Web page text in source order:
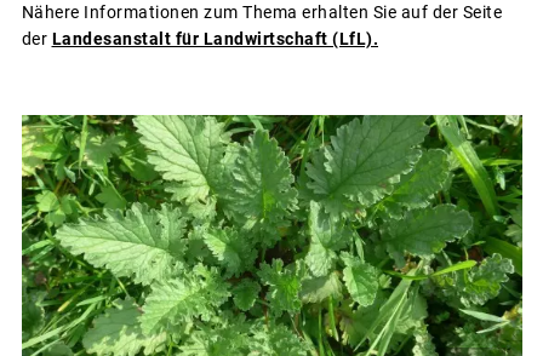
Nähere Informationen zum Thema erhalten Sie auf der Seite
der Landesanstalt für Landwirtschaft (LfL).